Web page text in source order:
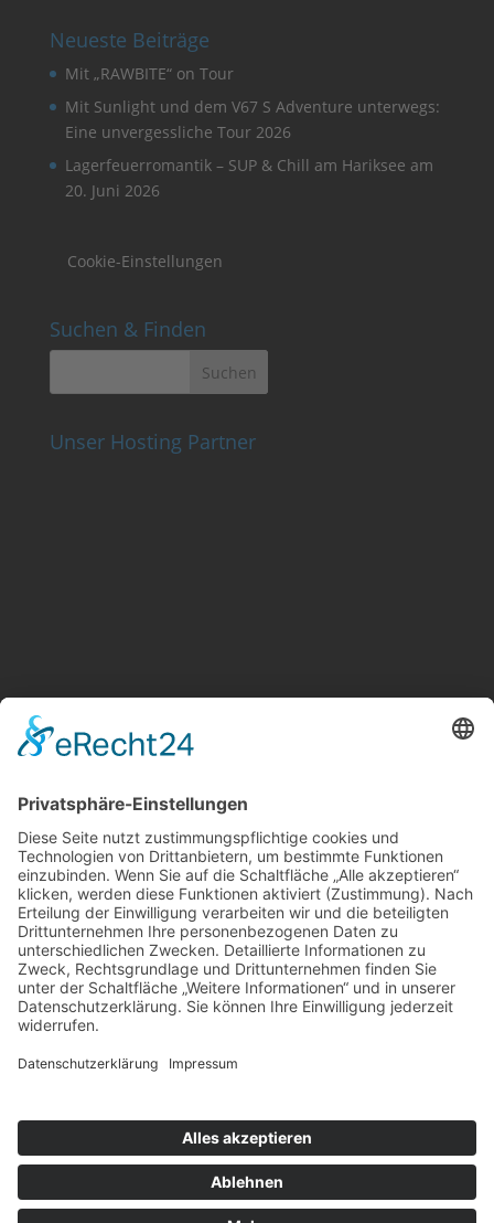
Neueste Beiträge
Mit „RAWBITE“ on Tour
Mit Sunlight und dem V67 S Adventure unterwegs:
Eine unvergessliche Tour 2026
Lagerfeuerromantik – SUP & Chill am Hariksee am
20. Juni 2026
Cookie-Einstellungen
Suchen & Finden
Unser Hosting Partner
Weitere Informationen
Kontakt
Newsletter
FAQ
Schlagworte
Datenschutz
Impressum